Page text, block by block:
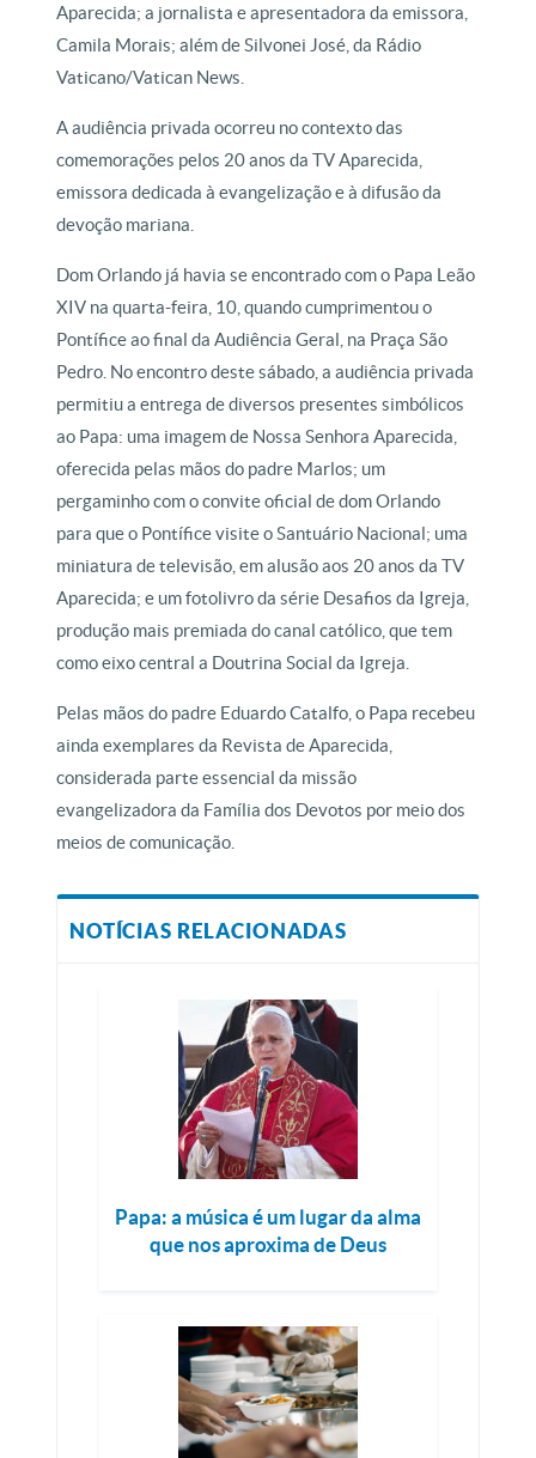
Aparecida; a jornalista e apresentadora da emissora,
Camila Morais; além de Silvonei José, da Rádio
Vaticano/Vatican News.
A audiência privada ocorreu no contexto das
comemorações pelos 20 anos da TV Aparecida,
emissora dedicada à evangelização e à difusão da
devoção mariana.
Dom Orlando já havia se encontrado com o Papa Leão
XIV na quarta-feira, 10, quando cumprimentou o
Pontífice ao final da Audiência Geral, na Praça São
Pedro. No encontro deste sábado, a audiência privada
permitiu a entrega de diversos presentes simbólicos
ao Papa: uma imagem de Nossa Senhora Aparecida,
oferecida pelas mãos do padre Marlos; um
pergaminho com o convite oficial de dom Orlando
para que o Pontífice visite o Santuário Nacional; uma
miniatura de televisão, em alusão aos 20 anos da TV
Aparecida; e um fotolivro da série Desafios da Igreja,
produção mais premiada do canal católico, que tem
como eixo central a Doutrina Social da Igreja.
Pelas mãos do padre Eduardo Catalfo, o Papa recebeu
ainda exemplares da Revista de Aparecida,
considerada parte essencial da missão
evangelizadora da Família dos Devotos por meio dos
meios de comunicação.
NOTÍCIAS RELACIONADAS
Papa: a música é um lugar da alma
que nos aproxima de Deus